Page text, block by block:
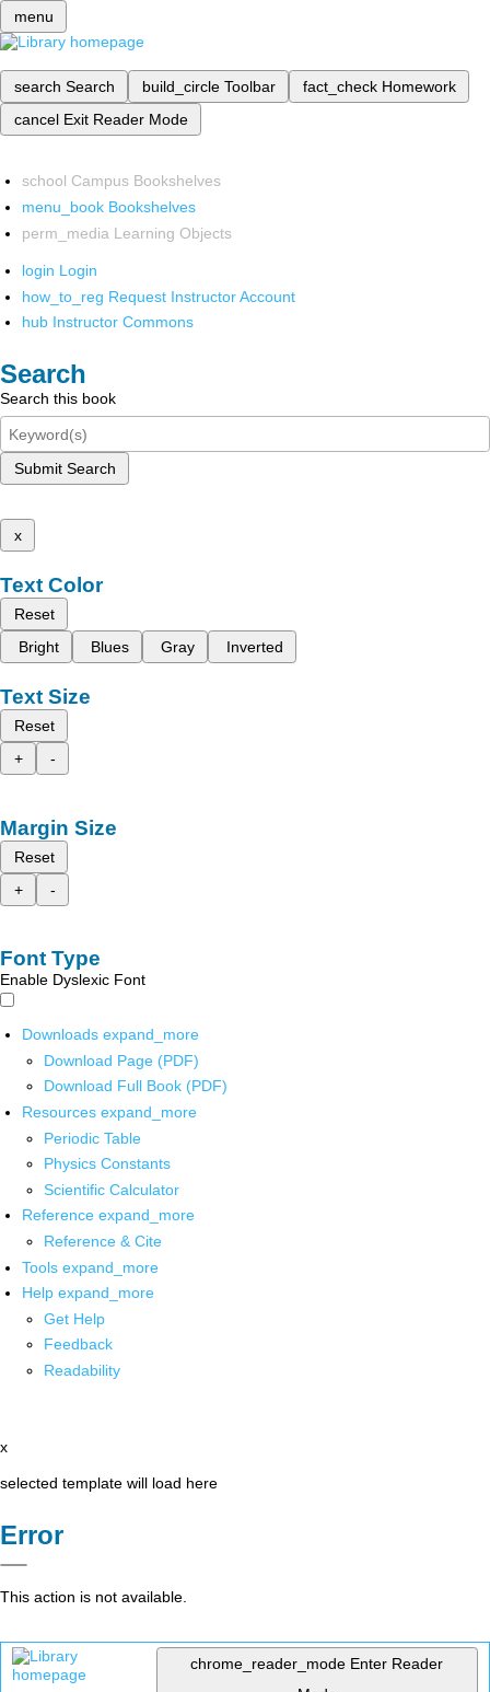
menu
search Search build_circle Toolbar fact_check Homework
cancel Exit Reader Mode
school Campus Bookshelves
menu_book Bookshelves
perm_media Learning Objects
login Login
how_to_reg Request Instructor Account
hub Instructor Commons
Search
Search this book
Submit Search
x
Text Color
Reset
Bright
Blues Gray Inverted
Text Size
Reset
+
-
Margin Size
Reset
+
-
Font Type
Enable Dyslexic Font
Downloads expand_more
Download Page (PDF)
Download Full Book (PDF)
Resources expand_more
Periodic Table
Physics Constants
Scientific Calculator
Reference expand_more
Reference & Cite
Tools expand_more
Help expand_more
Get Help
Feedback
Readability
x
selected template will load here
Error
This action is not available.
chrome_reader_mode Enter Reader